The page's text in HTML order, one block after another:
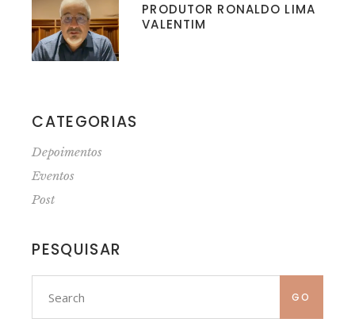
PRODUTOR RONALDO LIMA
VALENTIM
CATEGORIAS
Depoimentos
Eventos
Post
PESQUISAR
Search
for: GO